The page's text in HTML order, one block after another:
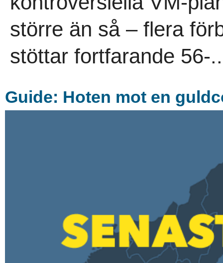
större än så – flera
stöttar fortfarande 56-..
Guide: Hoten mot en